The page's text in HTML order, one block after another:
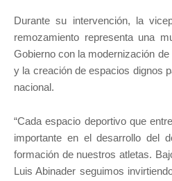
Durante su intervención, la
remozamiento representa una
Gobierno con la modernización
y la creación de espacios dignos
nacional.
“Cada espacio deportivo que
importante en el desarrollo del
formación de nuestros atletas.
Luis Abinader seguimos